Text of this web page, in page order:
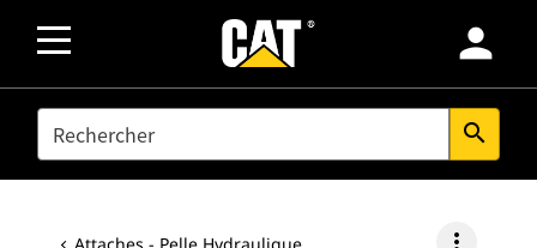
person
SEARCH search
more_vert